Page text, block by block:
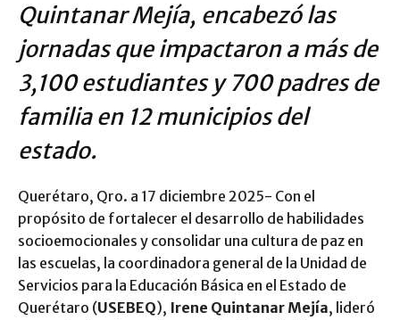
Quintanar Mejía, encabezó las
jornadas que impactaron a más de
3,100 estudiantes y 700 padres de
familia en 12 municipios del
estado.
Querétaro, Qro. a 17 diciembre 2025- Con el
propósito de fortalecer el desarrollo de habilidades
socioemocionales y consolidar una cultura de paz en
las escuelas, la coordinadora general de la Unidad de
Servicios para la Educación Básica en el Estado de
Querétaro (USEBEQ), Irene Quintanar Mejía, lideró